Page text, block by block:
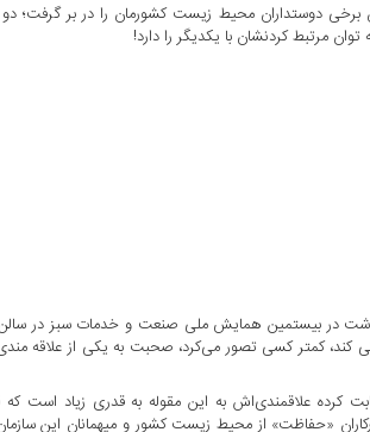
دوستداران محیط زیست کشورمان را در بر گرفت؛
مرتبط کردنشان با یکدیگر را دارد!
در بیستمین همایش ملی صنعت و خدمات سبز در
کند، کمتر کسی تصور می‌کرد، صحبت به یکی از علاقه
علاقمندی‌اش به این مقوله به قدری زیاد است
«حفاظت» از محیط زیست کشور و میهمانان این